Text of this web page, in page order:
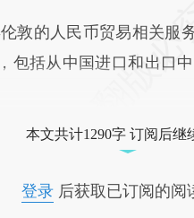
的人民币贸易相关服
包括从中国进口和出口
本文共计1290字 订阅后继
登录后获取已订阅的阅